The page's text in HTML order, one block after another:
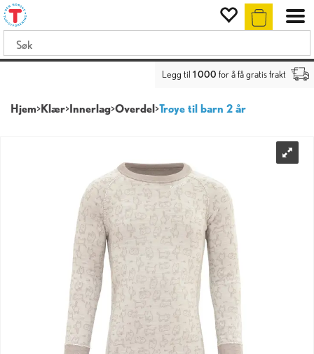
Legg til 1 000 for å få gratis frakt
Hjem>Klær>Innerlag>Overdel>Trøye til barn 2 år